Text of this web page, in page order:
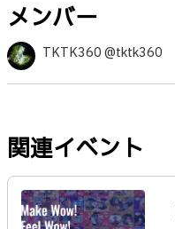
メンバー
TKTK360 @tktk360
関連イベント